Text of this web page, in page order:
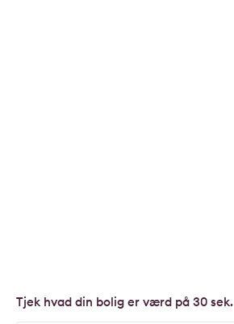
Tjek hvad din bolig er værd på 30 sek.